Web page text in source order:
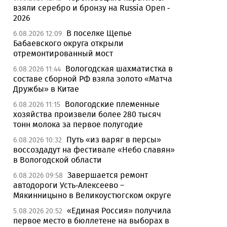
взяли серебро и бронзу на Russia Open -
2026
6.08.2026 12:09 В поселке Щепье
Бабаевского округа открыли
отремонтированный мост
6.08.2026 11:44 Вологодская шахматистка в
составе сборной РФ взяла золото «Матча
Дружбы» в Китае
6.08.2026 11:15 Вологодские племенные
хозяйства произвели более 280 тысяч
тонн молока за первое полугодие
6.08.2026 10:32
Путь «из варяг в персы»
воссоздадут на фестивале «Небо славян»
в Вологодской области
6.08.2026 09:58 Завершается ремонт
автодороги Усть-Алексеево –
Мякинницыно в Великоустюгском округе
5.08.2026 20:52 «Единая Россия» получила
первое место в бюллетене на выборах в